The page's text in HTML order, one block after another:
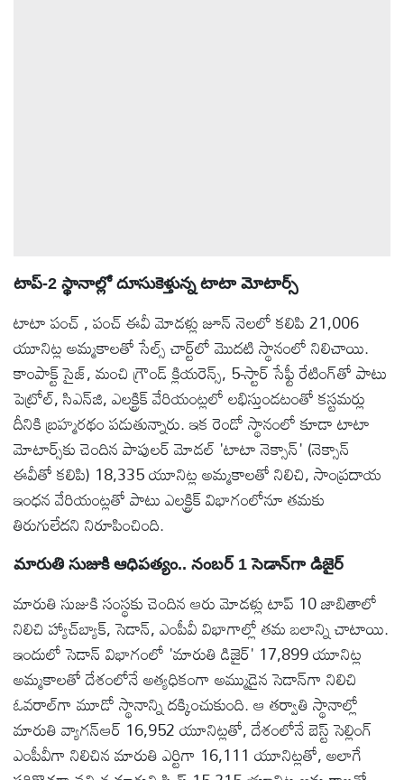
రిలీజ్
టాప్-2 స్థానాల్లో దూసుకెళ్తున్న టాటా మోటార్స్
టాటా పంచ్ , పంచ్ ఈవీ మోడళ్లు జూన్ నెలలో కలిపి 21,006
యూనిట్ల అమ్మకాలతో సేల్స్ చార్ట్‌లో మొదటి స్థానంలో నిలిచాయి.
కాంపాక్ట్ సైజ్, మంచి గ్రౌండ్ క్లియరెన్స్, 5-స్టార్ సేఫ్టీ రేటింగ్‌తో పాటు
పెట్రోల్, సిఎన్‌జి, ఎలక్ట్రిక్ వేరియంట్లలో లభిస్తుండటంతో కస్టమర్లు
దీనికి బ్రహ్మరథం పడుతున్నారు. ఇక రెండో స్థానంలో కూడా టాటా
మోటార్స్‌కు చెందిన పాపులర్ మోడల్ 'టాటా నెక్సాన్' (నెక్సాన్
ఈవీతో కలిపి) 18,335 యూనిట్ల అమ్మకాలతో నిలిచి, సాంప్రదాయ
ఇంధన వేరియంట్లతో పాటు ఎలక్ట్రిక్ విభాగంలోనూ తమకు
తిరుగులేదని నిరూపించింది.
మారుతి సుజుకి ఆధిపత్యం.. నంబర్ 1 సెడాన్‌గా డిజైర్
మారుతి సుజుకి సంస్థకు చెందిన ఆరు మోడళ్లు టాప్ 10 జాబితాలో
నిలిచి హ్యాచ్‌బ్యాక్, సెడాన్, ఎంపీవీ విభాగాల్లో తమ బలాన్ని చాటాయి.
ఇందులో సెడాన్ విభాగంలో 'మారుతి డిజైర్' 17,899 యూనిట్ల
అమ్మకాలతో దేశంలోనే అత్యధికంగా అమ్ముడైన సెడాన్‌గా నిలిచి
ఓవరాల్‌గా మూడో స్థానాన్ని దక్కించుకుంది. ఆ తర్వాతి స్థానాల్లో
మారుతి వ్యాగన్ఆర్ 16,952 యూనిట్లతో, దేశంలోనే బెస్ట్ సెల్లింగ్
ఎంపీవీగా నిలిచిన మారుతి ఎర్టిగా 16,111 యూనిట్లతో, అలాగే